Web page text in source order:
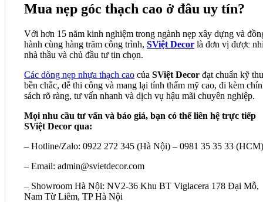
Mua nẹp góc thạch cao ở đâu uy tín?
Với hơn 15 năm kinh nghiệm trong ngành nẹp xây dựng và
hành cùng hàng trăm công trình, SViệt Decor là đơn vị được
nhà thầu và chủ đầu tư tin chọn.
Các dòng nẹp nhựa thạch cao của SViệt Decor đạt chuẩn kỹ
bền chắc, dễ thi công và mang lại tính thẩm mỹ cao, đi kèm
sách rõ ràng, tư vấn nhanh và dịch vụ hậu mãi chuyên nghiệp.
Mọi nhu cầu tư vấn và báo giá, bạn có thể liên hệ trực tiếp
SViệt Decor qua:
– Hotline/Zalo: 0922 272 345 (Hà Nội) – 0981 35 35 33 (HCM)
– Email: admin@svietdecor.com
– Showroom Hà Nội: NV2-36 Khu BT Viglacera 178 Đại Mỗ,
Nam Từ Liêm, TP Hà Nội